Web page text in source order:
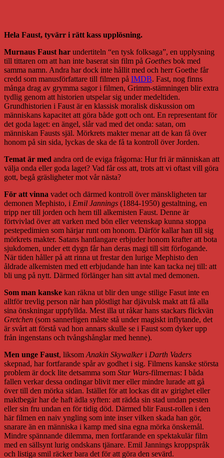
Hela Faust, tyvärr i rätt kass upplösning.
Murnaus Faust har undertiteln “en tysk folksaga”, en upplysning
till tittaren om att han inte baserat sin film på Goethes bok med
samma namn. Andra har dock inte hållit med och herr Goethe får
credd som manusförfattare till filmen på IMDB. Fast, nog finns
många drag av grymma sagor i filmen, Grimm-stämningen blir extra
tydlig genom att historien utspelar sig under medeltiden.
Grundhistorien i Faust är en klassisk moralisk diskussion om
människans kapacitet att göra både gott och ont. En representant för
det goda laget: en ängel, slår vad med det onda: satan, om
människan Fausts själ. Mörkrets makter menar att de kan få över
honom på sin sida, lyckas de ska de få ta kontroll över Jorden.
Temat är med andra ord de eviga frågorna: Hur fri är människan att
välja onda eller goda laget? Vad får oss att, trots att vi oftast vill göra
gott, begå gräsligheter mot vår nästa?
För att vinna vadet och därmed kontroll över mänskligheten tar
demonen Mephisto, i Emil Jannings (1884-1950) gestaltning, en
tripp ner till jorden och hem till alkemisten Faust. Denne är
förtvivlad över att varken med bön eller vetenskap kunna stoppa
pestepedimien som härjar runt om honom. Därför kallar han till sig
mörkrets makter. Satans hantlangare erbjuder honom krafter att bota
sjukdomen, under ett dygn får han deras magi till sitt förfogande.
När tiden håller på att rinna ut frestar den lurige Mephisto den
åldrade alkemisten med ett erbjudande han inte kan tacka nej till: att
bli ung på nytt. Därmed förlänger han sitt avtal med demonen.
Som man kanske kan räkna ut blir den unge stilige Fasut inte en
alltför trevlig person när han plöstligt har djävulsk makt att få alla
sina önskningar uppfyllda. Mest illa ut råkar hans stackars flickvän
Gretchen (som sannerligen måste stå under magiskt inflytande, det
är svårt att förstå vad hon annars skulle se i Faust som dyker upp
från ingenstans och tvångshånglar med henne).
Men unge Faust, liksom Anakin Skywalkeri Darth Vaders
skepnad, har fortfarande spår av godhet i sig. Filmens kanske största
problem är dock lite detsamma som Star Wars-filmernas: I båda
fallen verkar dessa ondingar blivit mer eller mindre lurade att gå
över till den mörka sidan. Istället för att lockas dit av girighet eller
maktbegär har de haft ädla syften: att rädda sin stad undan pesten
eller sin fru undan en för tidig död. Därmed blir Faust-rollen i den
här filmen en naiv yngling som inte inser vilken skada han gör,
snarare än en människa i kamp med sina egna mörka önskemål.
Mindre spännande dilemma, men fortfarande en spektakulär film
med en sällsynt lurig ondskans tjänare. Emil Jannings kroppspråk
och listiga smil räcker bara det för att göra den sevärd.